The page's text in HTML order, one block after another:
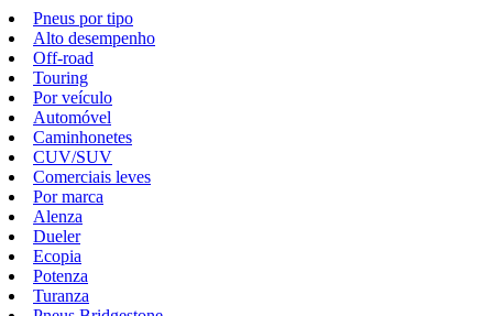
Pneus por tipo
Alto desempenho
Off-road
Touring
Por veículo
Automóvel
Caminhonetes
CUV/SUV
Comerciais leves
Por marca
Alenza
Dueler
Ecopia
Potenza
Turanza